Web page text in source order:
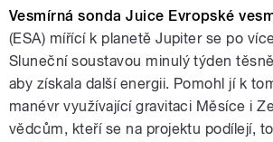
Vesmírná sonda Juice Evropské
(ESA) mířící k planetě Jupiter se po
Sluneční soustavou minulý týden
aby získala další energii. Pomohl jí k
manévr využívající gravitaci Měsíce i
vědcům, kteří se na projektu podílejí,